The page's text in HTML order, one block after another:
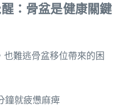
：骨盆是健康關鍵
也難逃骨盆移位帶來的困
鐘就疲憊麻痺